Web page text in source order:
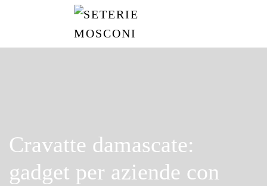
Cravatte damascate:
gadget per aziende con